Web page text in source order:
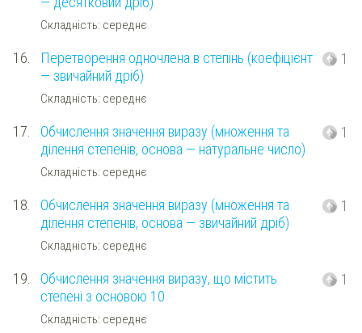
Складність: середнє
16.
Перетворення одночлена в степінь (коефіцієнт
— звичайний дріб)
Складність: середнє
1
17.
Обчислення значення виразу (множення та
ділення степенів, основа — натуральне число)
Складність: середнє
1
18.
Обчислення значення виразу (множення та
ділення степенів, основа — звичайний дріб)
Складність: середнє
1
19.
Обчислення значення виразу, що містить
степені з основою 10
Складність: середнє
1